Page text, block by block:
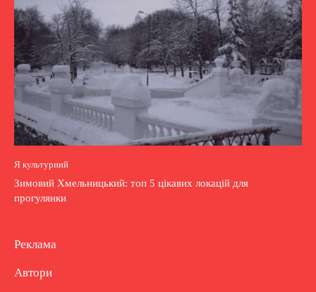
Я культурний
Зимовий Хмельницький: топ 5 цікавих локацій для
прогулянки
Реклама
Автори